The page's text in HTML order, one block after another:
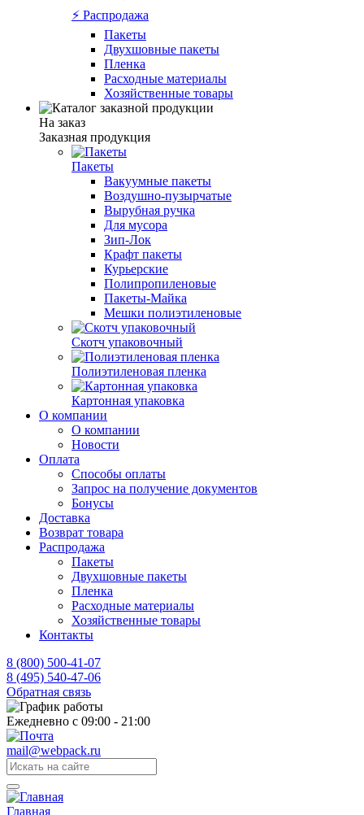
⚡️ Распродажа
Пакеты
Двухшовные пакеты
Пленка
Расходные материалы
Хозяйственные товары
На заказ
Заказная продукция
Пакеты
Вакуумные пакеты
Воздушно-пузырчатые
Вырубная ручка
Для мусора
Зип-Лок
Крафт пакеты
Курьерские
Полипропиленовые
Пакеты-Майка
Мешки полиэтиленовые
Скотч упаковочный
Полиэтиленовая пленка
Картонная упаковка
О компании
О компании
Новости
Оплата
Способы оплаты
Запрос на получение документов
Бонусы
Доставка
Возврат товара
Распродажа
Пакеты
Двухшовные пакеты
Пленка
Расходные материалы
Хозяйственные товары
Контакты
8 (800) 500-41-07
8 (495) 540-47-06
Обратная связь
Ежедневно с 09:00 - 21:00
mail@webpack.ru
Главная